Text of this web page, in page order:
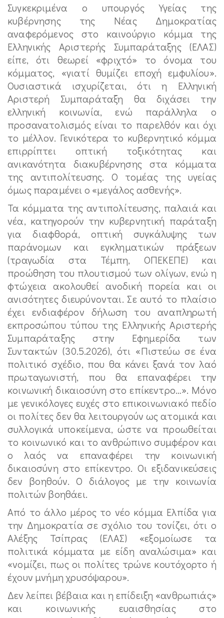
Συγκεκριμένα ο υπουργός Υγείας της
κυβέρνησης της Νέας Δημοκρατίας
αναφερόμενος στο καινούργιο κόμμα της
Ελληνικής Αριστερής Συμπαράταξης (ΕΛΑΣ)
είπε, ότι θεωρεί «φριχτό» το όνομα του
κόμματος, «γιατί θυμίζει εποχή εμφυλίου».
Ουσιαστικά ισχυρίζεται, ότι η Ελληνική
Αριστερή Συμπαράταξη θα διχάσει την
ελληνική κοινωνία, ενώ παράλληλα ο
προσανατολισμός είναι το παρελθόν και όχι
το μέλλον. Γενικότερα το κυβερνητικό κόμμα
επιρρίπτει οπτική τοξικότητας και
ανικανότητα διακυβέρνησης στα κόμματα
της αντιπολίτευσης. Ο τομέας της υγείας
όμως παραμένει ο «μεγάλος ασθενής».
Τα κόμματα της αντιπολίτευσης, παλαιά και
νέα, κατηγορούν την κυβερνητική παράταξη
για διαφθορά, οπτική συγκάλυψης των
παράνομων και εγκληματικών πράξεων
(τραγωδία στα Τέμπη, ΟΠΕΚΕΠΕ) και
προώθηση του πλουτισμού των ολίγων, ενώ η
φτώχεια ακολουθεί ανοδική πορεία και οι
ανισότητες διευρύνονται. Σε αυτό το πλαίσιο
έχει ενδιαφέρον δήλωση του αναπληρωτή
εκπροσώπου τύπου της Ελληνικής Αριστερής
Συμπαράταξης στην Εφημερίδα των
Συντακτών (30.5.2026), ότι «Πιστεύω σε ένα
πολιτικό σχέδιο, που θα κάνει ξανά τον λαό
πρωταγωνιστή, που θα επαναφέρει την
κοινωνική δικαιοσύνη στο επίκεντρο…». Μόνο
με γενικόλογες ευχές στο επικοινωνιακό πεδίο
οι πολίτες δεν θα λειτουργούν ως ατομικά και
συλλογικά υποκείμενα, ώστε να προωθείται
το κοινωνικό και το ανθρώπινο συμφέρον και
ο λαός να επαναφέρει την κοινωνική
δικαιοσύνη στο επίκεντρο. Οι εξιδανικεύσεις
δεν βοηθούν. Ο διάλογος με την κοινωνία
πολιτών βοηθάει.
Από το άλλο μέρος το νέο κόμμα Ελπίδα για
την Δημοκρατία σε σχόλιο του τονίζει, ότι ο
Αλέξης Τσίπρας (ΕΛΑΣ) «εξομοίωσε τα
πολιτικά κόμματα με είδη αναλώσιμα» και
«νομίζει, πως οι πολίτες τρώνε κουτόχορτο ή
έχουν μνήμη χρυσόψαρου».
Δεν λείπει βέβαια και η επίδειξη «ανθρωπιάς»
και κοινωνικής ευαισθησίας στο